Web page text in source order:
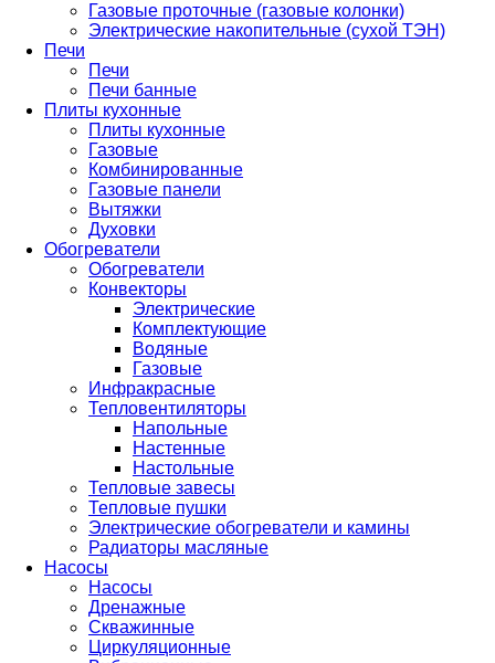
Газовые проточные (газовые колонки)
Электрические накопительные (сухой ТЭН)
Печи
Печи
Печи банные
Плиты кухонные
Плиты кухонные
Газовые
Комбинированные
Газовые панели
Вытяжки
Духовки
Обогреватели
Обогреватели
Конвекторы
Электрические
Комплектующие
Водяные
Газовые
Инфракрасные
Тепловентиляторы
Напольные
Настенные
Настольные
Тепловые завесы
Тепловые пушки
Электрические обогреватели и камины
Радиаторы масляные
Насосы
Насосы
Дренажные
Скважинные
Циркуляционные